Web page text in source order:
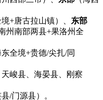
境+唐古拉山镇）、​ ​东部​
州南部两县+果洛州全
东全境+贵德/尖扎/同
天峻县、海晏县、刚察
/门源县）。